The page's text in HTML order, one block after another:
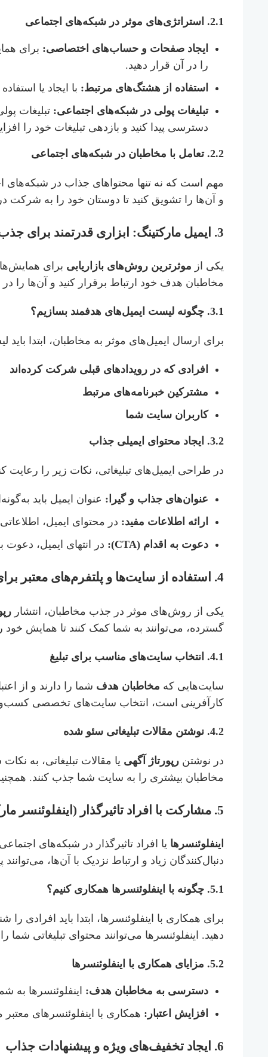
2.1. استراتژی‌های موثر در شبکه‌های اجتماعی
ایجاد صفحات و حساب‌های اختصاصی: برای
را در آن قرار دهید.
استفاده از هشتگ‌های مرتبط: با ایجاد یا استفاده
تبلیغات پولی در شبکه‌های اجتماعی: تبلیغات
دسترسی پیدا کنید و بازدهی تبلیغات خود را
2.2. تعامل با مخاطبان در شبکه‌های اجتماعی
مهم است که نه تنها محتواهای جذاب در شبکه‌های
و آن‌ها را تشویق کنید تا دوستان خود را به شرکت
3. ایمیل مارکتینگ: ابزاری قدرتمند برای
یکی از موثرترین روش‌های بازاریابی برای همایش‌ها
مخاطبان هدف خود ارتباط برقرار کنید و آن‌ها را
3.1. چگونه لیست ایمیل‌های هدفمند بسازیم؟
برای ارسال ایمیل‌های موثر به مخاطبان، ابتدا
افرادی که در رویدادهای قبلی شرکت کرده‌اند
مشترکین خبرنامه‌های مرتبط
کاربران سایت شما
3.2. ایجاد محتوای ایمیلی جذاب
در طراحی ایمیل‌های تبلیغاتی، نکات زیر را رعایت
عنوان‌های جذاب و گیرا: عنوان ایمیل باید
ارائه اطلاعات مفید: در محتوای ایمیل،
دعوت به اقدام (CTA):
در انتهای ایمیل، دعوت
4. استفاده از سایت‌ها و پلتفرم‌های معتبر
یکی از روش‌های موثر در جذب مخاطبان، انتشار
گسترده، می‌توانند به شما کمک کنند تا همایش خود
4.1. انتخاب سایت‌های مناسب برای تبلیغ
سایت‌هایی که مخاطبان هدف شما را دارند و از
کارآفرینی است، انتخاب سایت‌های تخصصی
4.2. نوشتن مقالات تبلیغاتی سئو شده
در نوشتن رپورتاژ آگهی یا مقالات تبلیغاتی، به
مخاطبان بیشتری را به سایت شما جذب کنند.
5. مشارکت با افراد تاثیرگذار (اینفلوئنسر
اینفلوئنسرها یا افراد تاثیرگذار در شبکه‌های
دنبال‌کنندگان زیاد و ارتباط نزدیک با آن‌ها،
5.1. چگونه با اینفلوئنسرها همکاری کنیم؟
برای همکاری با اینفلوئنسرها، ابتدا باید افرادی را
دهید. اینفلوئنسرها می‌توانند محتوای تبلیغاتی
5.2. مزایای همکاری با اینفلوئنسرها
دسترسی به مخاطبان هدف: اینفلوئنسرها به
افزایش اعتبار: همکاری با اینفلوئنسرهای
6. ایجاد تخفیف‌های ویژه و پیشنهادات جذاب